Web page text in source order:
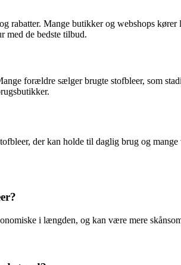
Mange butikker og webshops
med de bedste tilbud.
forældre sælger brugte stofbleer, som
der kan holde til daglig brug og
i længden, og kan være mere